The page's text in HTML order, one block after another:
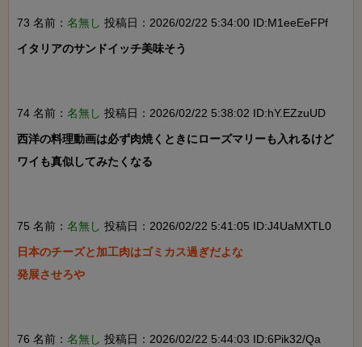
73 名前： 名無し 投稿日：2026/02/22 5:34:00 ID:M1eeEeFPf
イタリアのサンドイッチ美味そう
74 名前： 名無し 投稿日：2026/02/22 5:38:02 ID:hY.EZzuUD
西洋の料理動画は必ず肉焼くときにローズマリーも入れるけど
ワイも真似してみたくなる
75 名前： 名無し 投稿日：2026/02/22 5:41:05 ID:J4UaMXTL0
日本のチーズと加工肉はゴミカス過ぎだよな
発展させろや
76 名前： 名無し 投稿日：2026/02/22 5:44:03 ID:6Pik32/Qa